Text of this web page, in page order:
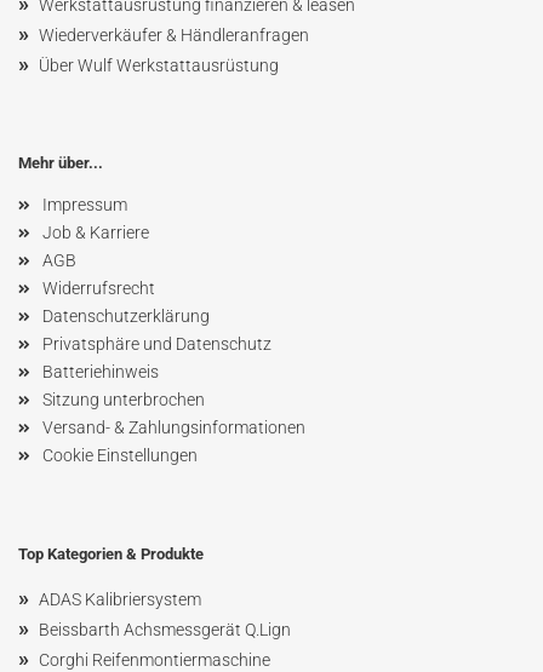
Werkstattausrüstung finanzieren & leasen
» Wiederverkäufer & Händleranfragen
» Über Wulf Werkstattausrüstung
Mehr über...
Impressum
Job & Karriere
AGB
Widerrufsrecht
Datenschutzerklärung
Privatsphäre und Datenschutz
Batteriehinweis
Sitzung unterbrochen
Versand- & Zahlungsinformationen
Cookie Einstellungen
Top Kategorien & Produkte
» ADAS Kalibriersystem
» Beissbarth Achsmessgerät Q.Lign
» Corghi Reifenmontiermaschine